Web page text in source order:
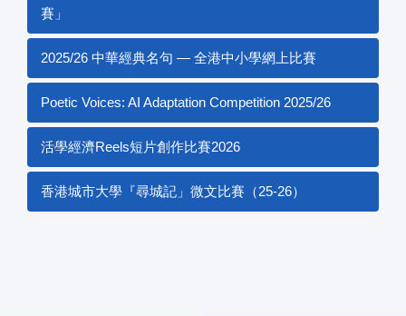
賽」
2025/26 中華經典名句 — 全港中小學網上比賽
Poetic Voices: AI Adaptation Competition 2025/26
活學經濟Reels短片創作比賽2026
香港城市大學『尋城記」微文比賽（25-26）